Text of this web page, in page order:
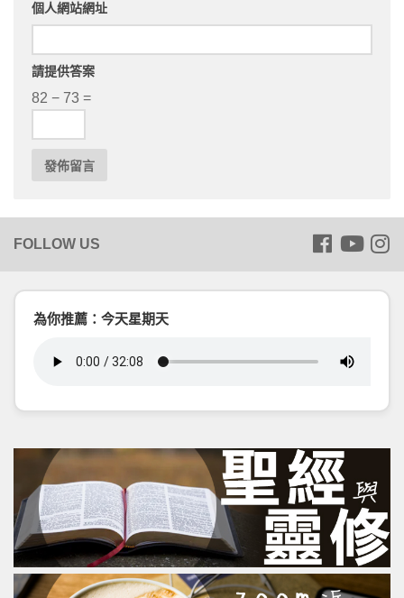
個人網站網址
請提供答案
82 − 73 =
為你推薦：今天星期天